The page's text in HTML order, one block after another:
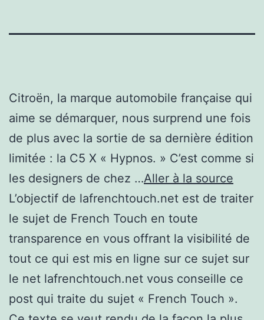
Citroën, la marque automobile française qui
aime se démarquer, nous surprend une fois
de plus avec la sortie de sa dernière édition
limitée : la C5 X « Hypnos. » C’est comme si
les designers de chez …Aller à la source
L’objectif de lafrenchtouch.net est de traiter
le sujet de French Touch en toute
transparence en vous offrant la visibilité de
tout ce qui est mis en ligne sur ce sujet sur
le net lafrenchtouch.net vous conseille ce
post qui traite du sujet « French Touch ».